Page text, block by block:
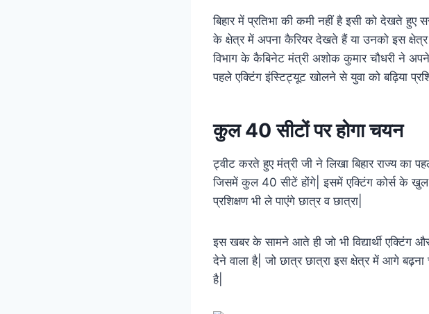
बिहार में प्रतिभा की कमी नहीं है इसी को देखते
के क्षेत्र में अपना कैरियर देखते हैं या उनको इस क्षेत्र
विभाग के कैबिनेट मंत्री अशोक कुमार चौधरी ने
पहले एक्टिंग इंस्टिट्यूट खोलने से युवा को बढ़िया
कुल 40 सीटों पर होगा चयन
ट्वीट करते हुए मंत्री जी ने लिखा बिहार राज्य का
जिसमें कुल 40 सीटें होंगे| इसमें एक्टिंग कोर्स के
प्रशिक्षण भी ले पाएंगे छात्र व छात्रा|
इस खबर के सामने आते ही जो भी विद्यार्थी
देने वाला है| जो छात्र छात्रा इस क्षेत्र में आगे
है|